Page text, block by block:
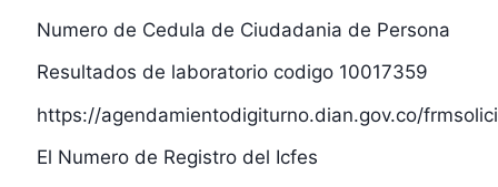
Numero de Cedula de Ciudadania de Persona
Resultados de laboratorio codigo 10017359
https://agendamientodigiturno.dian.gov.co/
El Numero de Registro del Icfes